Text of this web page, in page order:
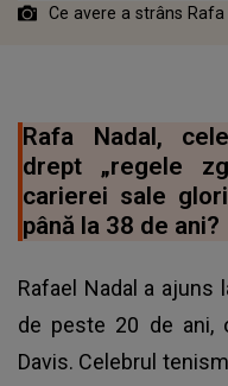
Ce avere a strâns
Rafa Nadal,
drept „regele
carierei sale
până la 38 de ani?
Rafael Nadal a ajuns
de peste 20 de ani,
Davis. Celebrul